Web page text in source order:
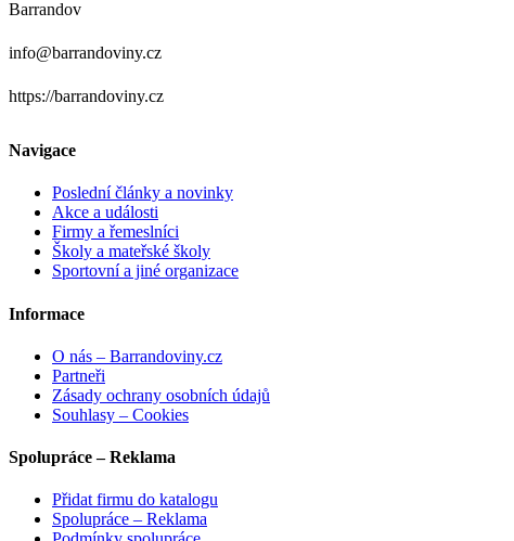
Barrandov
info@barrandoviny.cz
https://barrandoviny.cz
Navigace
Poslední články a novinky
Akce a události
Firmy a řemeslníci
Školy a mateřské školy
Sportovní a jiné organizace
Informace
O nás – Barrandoviny.cz
Partneři
Zásady ochrany osobních údajů
Souhlasy – Cookies
Spolupráce – Reklama
Přidat firmu do katalogu
Spolupráce – Reklama